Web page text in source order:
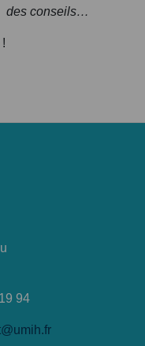
des conseils…
94